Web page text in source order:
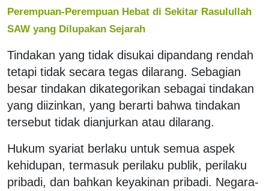
Perempuan-Perempuan Hebat di Sekitar Rasulullah
SAW yang Dilupakan Sejarah
Tindakan yang tidak disukai dipandang rendah
tetapi tidak secara tegas dilarang. Sebagian
besar tindakan dikategorikan sebagai tindakan
yang diizinkan, yang berarti bahwa tindakan
tersebut tidak dianjurkan atau dilarang.
Hukum syariat berlaku untuk semua aspek
kehidupan, termasuk perilaku publik, perilaku
pribadi, dan bahkan keyakinan pribadi. Negara-